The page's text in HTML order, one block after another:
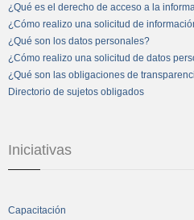
¿Qué es el derecho de acceso a la
¿Cómo realizo una solicitud de
¿Qué son los datos personales?
¿Cómo realizo una solicitud de datos
¿Qué son las obligaciones de
Directorio de sujetos obligados
Iniciativas
Capacitación